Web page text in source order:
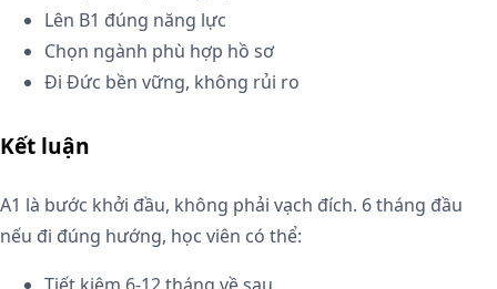
Lên B1 đúng năng lực
Chọn ngành phù hợp hồ sơ
Đi Đức bền vững, không rủi ro
Kết luận
A1 là bước khởi đầu, không phải vạch đích. 6 tháng đầu
nếu đi đúng hướng, học viên có thể:
Tiết kiệm 6-12 tháng về sau